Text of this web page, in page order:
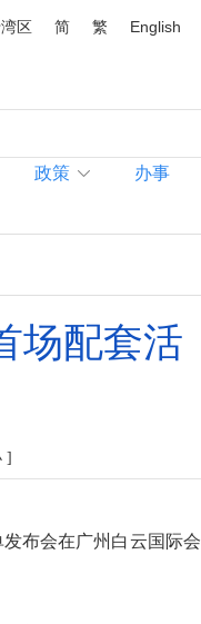
区 简 繁 English
政策 办事
场配套活
]
布会在广州白云国际会